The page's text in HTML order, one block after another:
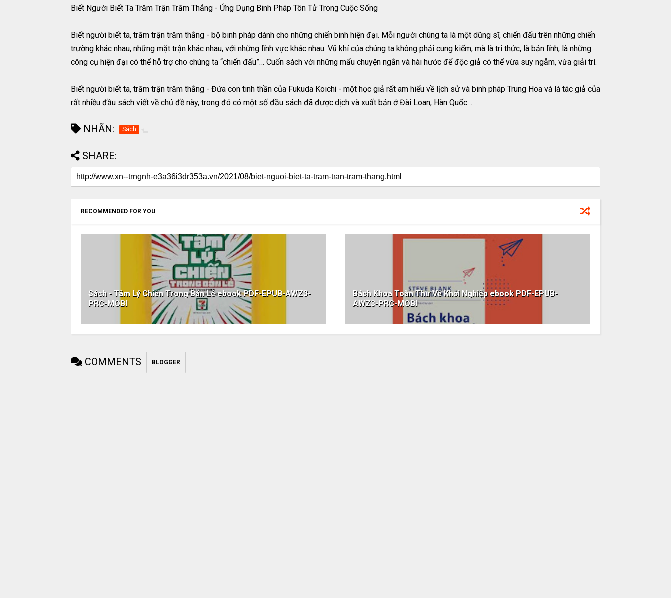
Biết Người Biết Ta Trăm Trận Trăm Thắng - Ứng Dụng Binh Pháp Tôn Tử Trong Cuộc Sống
Biết người biết ta, trăm trận trăm thắng - bộ binh pháp dành cho những chiến binh hiện đại. Mỗi người chúng ta là một dũng sĩ, chiến đấu trên những chiến
trường khác nhau, những mặt trận khác nhau, với những lĩnh vực khác nhau. Vũ khí của chúng ta không phải cung kiếm, mà là tri thức, là bản lĩnh, là những
công cụ hiện đại có thể hỗ trợ cho chúng ta “chiến đấu”… Cuốn sách với những mẩu chuyện ngắn và hài hước để độc giả có thể vừa suy ngẫm, vừa giải trí.
Biết người biết ta, trăm trận trăm thắng - Đứa con tinh thần của Fukuda Koichi - một học giả rất am hiểu về lịch sử và binh pháp Trung Hoa và là tác giả của
rất nhiều đầu sách viết về chủ đề này, trong đó có một số đầu sách đã được dịch và xuất bản ở Đài Loan, Hàn Quốc…
NHÃN: Sách
SHARE:
RECOMMENDED FOR YOU
Sách - Tâm Lý Chiến Trong Bán Lẻ ebook PDF-EPUB-AWZ3-
PRC-MOBI
Bách Khoa Toàn Thư Về Khởi Nghiệp ebook PDF-EPUB-
AWZ3-PRC-MOBI
COMMENTS BLOGGER